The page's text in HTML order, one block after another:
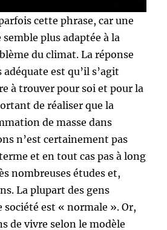
cette phrase, car une
plus adaptée à la
du climat. La réponse
est qu’il s’agit
à trouver pour soi et pour la
de réaliser que la
de masse dans
n’est certainement pas
et en tout cas pas à long
nombreuses études et,
La plupart des gens
société est « normale ». Or,
de vivre selon le modèle